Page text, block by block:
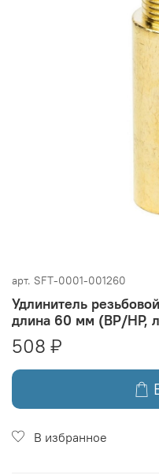
арт. SFT-0001-001260
Удлинитель
длина 60 мм (ВР/НР,
508 ₽
В избранное